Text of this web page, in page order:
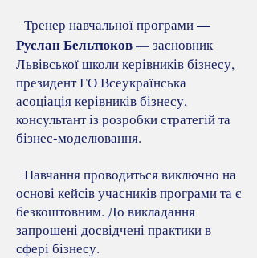
Тренер навчальної програми—
Руслан Бельтюков— засновник
Львівської школи керівників бізнесу,
президент ГО Всеукраїнська
асоціація керівників бізнесу,
консультант із розробки стратегій та
бізнес-моделювання.
Навчання проводиться виключно на
основі кейсів учасників програми та є
безкоштовним. До викладання
запрошені досвідчені практики в
сфері бізнесу.